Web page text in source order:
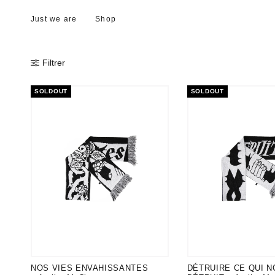
Just we are Shop
Filtrer
SOLDOUT
NOS VIES ENVAHISSANTES
SOLDOUT
DÉTRUIRE CE QUI